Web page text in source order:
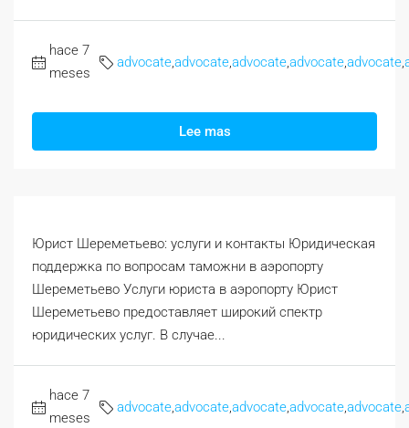
hace 7
meses
advocateadvocateadvocateadvocateadvocate
Lee mas
Юрист Шереметьево: услуги и контакты Юридическая
поддержка по вопросам таможни в аэропорту
Шереметьево Услуги юриста в аэропорту Юрист
Шереметьево предоставляет широкий спектр
юридических услуг. В случае...
hace 7
meses
advocateadvocateadvocateadvocateadvocate